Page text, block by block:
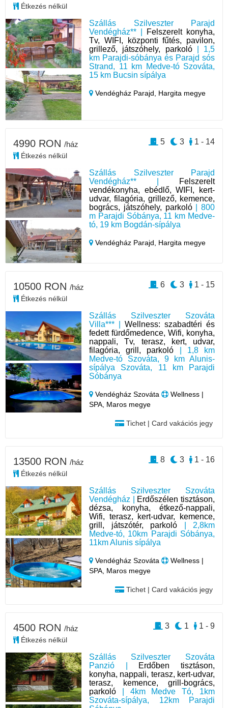
Szállás Szilveszter Parajd
Vendégház** |
Felszerelt konyha,
Tv, WIFI, központi fűtés, pavilon,
grillező, játszóhely, parkoló| 1,5
km Parajdi-sóbánya és Parajd sós
Strand, 11 km Medve-tó Szováta,
15 km Bucsin sípálya
Vendégház Parajd, Hargita megye
Étkezés nélkül
Szállás Szilveszter Parajd
Vendégház** |
Felszerelt
vendékonyha, ebédlő, WIFI, kert-
udvar, filagória, grillező, kemence,
bogrács, játszóhely, parkoló| 800
m Parajdi Sóbánya, 11 km Medve-
tó, 19 km Bogdán-sípálya
Vendégház Parajd, Hargita megye
4990 RON /ház
Étkezés nélkül
1 - 14
3
5
Szállás Szilveszter Szováta
Villa*** |Wellness: szabadtéri és
fedett fürdőmedence, Wifi, konyha,
nappali, Tv, terasz, kert, udvar,
filagória, grill, parkoló | 1,8 km
Medve-tó Szováta, 9 km Alunis-
sípálya Szováta, 11 km Parajdi
Sóbánya
Vendégház Szováta
Wellness |
SPA, Maros megye
Tichet | Card vakációs jegy
10500 RON /ház
Étkezés nélkül
1 - 15
3
6
Szállás Szilveszter Szováta
Vendégház | Erdőszélen tisztáson,
dézsa, konyha, étkező-nappali,
Wifi, terasz, kert-udvar, kemence,
grill, játszótér, parkoló | 2,8km
Medve-tó, 10km Parajdi Sóbánya,
11km Alunis sípálya
Vendégház Szováta
Wellness |
SPA, Maros megye
Tichet | Card vakációs jegy
13500 RON /ház
Étkezés nélkül
1 - 16
3
8
Szállás Szilveszter Szováta
Panzió | Erdőben tisztáson,
konyha, nappali, terasz, kert-udvar,
terasz, kemence, grill-bogrács,
parkoló | 4km Medve Tó, 1km
Szováta-sípálya, 12km Parajdi
4500 RON /ház
Étkezés nélkül
1 - 9
1
3